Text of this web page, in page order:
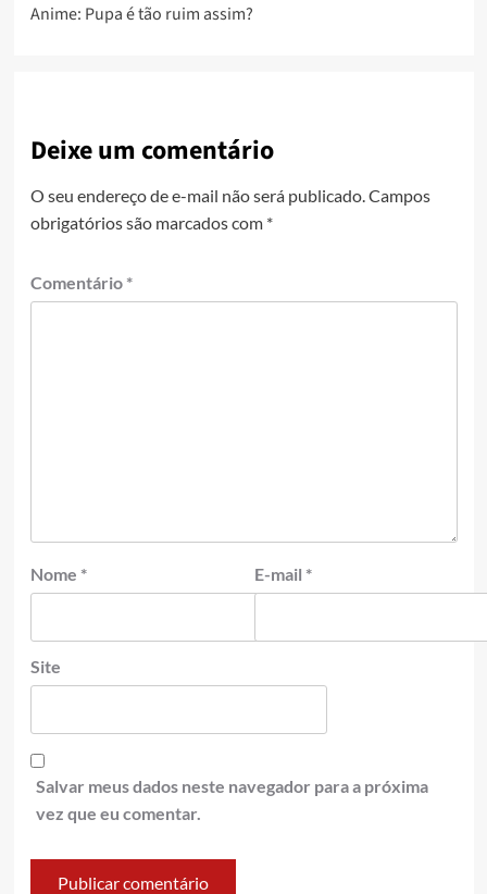
Anime: Pupa é tão ruim assim?
Deixe um comentário
O seu endereço de e-mail não será publicado. Campos
obrigatórios são marcados com *
Comentário *
Nome * E-mail *
Site
Salvar meus dados neste navegador para a próxima
vez que eu comentar.